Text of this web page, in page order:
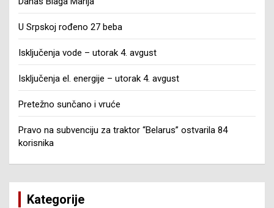
U Srpskoj rođeno 27 beba
Isključenja vode – utorak 4. avgust
Isključenja el. energije – utorak 4. avgust
Pretežno sunčano i vruće
Pravo na subvenciju za traktor “Belarus” ostvarila 84
korisnika
Kategorije